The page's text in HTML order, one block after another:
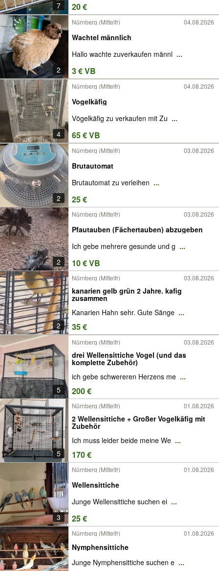
7 20 €
2
Nürnberg (Mittelfr) 04.08.2026
Wachtel männlich
Hallo wachte zuverkaufen männl ...
3 € VB
4
Nürnberg (Mittelfr) 04.08.2026
Vogelkäfig
Vögelkäfig zu verkaufen mit Zu ...
65 € VB
2
Nürnberg (Mittelfr) 03.08.2026
Brutautomat
Brutautomat zu verleihen ...
25 €
2
Nürnberg (Mittelfr) 03.08.2026
Pfautauben (Fächertauben) abzugeben
Ich gebe mehrere gesunde und g ...
10 € VB
2
Nürnberg (Mittelfr) 03.08.2026
kanarien gelb grün 2 Jahre. kafig
zusammen
Kanarien Hahn sehr. Gute Sänge ...
35 €
5
Nürnberg (Mittelfr) 03.08.2026
drei Wellensittiche Vogel (und das
komplette Zubehör)
ich gebe schwereren Herzens me ...
200 €
5
Nürnberg (Mittelfr) 01.08.2026
2 Wellensittiche + Großer Vogelkäfig mit
Zubehör
Ich muss leider beide meine We ...
170 €
3
Nürnberg (Mittelfr) 01.08.2026
Wellensittiche
Junge Wellensittiche suchen ei ...
25 €
Nürnberg (Mittelfr) 01.08.2026
Nymphensittiche
Junge Nymphensittiche suchen e ...